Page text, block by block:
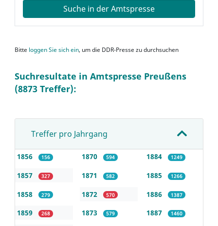
Suche in der Amtspresse
Bitte loggen Sie sich ein, um die DDR-Presse zu durchsuchen
Suchresultate in Amtspresse Preußens
(8873 Treffer):
Treffer pro Jahrgang
1856 156
1857 327
1858 279
1859 268
1870 594
1871 582
1872 570
1873 579
1884 1249
1885 1266
1886 1387
1887 1460